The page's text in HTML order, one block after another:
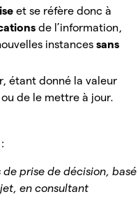
et se réfère donc à
de l’information,
instancessans
étant donné la valeur
de le mettre à jour.
de prise de décision, basé
en consultant